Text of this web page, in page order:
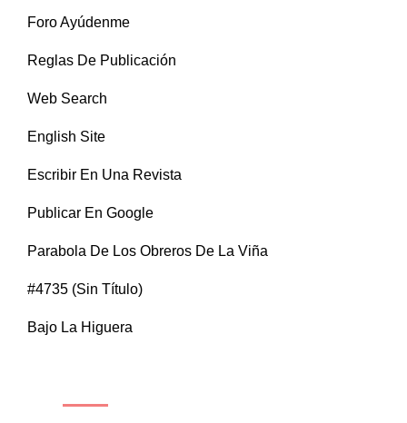
Foro Ayúdenme
Reglas De Publicación
Web Search
English Site
Escribir En Una Revista
Publicar En Google
Parabola De Los Obreros De La Viña
#4735 (sin Título)
Bajo La Higuera